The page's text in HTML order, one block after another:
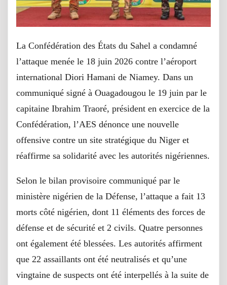
La Confédération des États du Sahel a condamné
l’attaque menée le 18 juin 2026 contre l’aéroport
international Diori Hamani de Niamey. Dans un
communiqué signé à Ouagadougou le 19 juin par le
capitaine Ibrahim Traoré, président en exercice de la
Confédération, l’AES dénonce une nouvelle
offensive contre un site stratégique du Niger et
réaffirme sa solidarité avec les autorités nigériennes.
Selon le bilan provisoire communiqué par le
ministère nigérien de la Défense, l’attaque a fait 13
morts côté nigérien, dont 11 éléments des forces de
défense et de sécurité et 2 civils. Quatre personnes
ont également été blessées. Les autorités affirment
que 22 assaillants ont été neutralisés et qu’une
vingtaine de suspects ont été interpellés à la suite de